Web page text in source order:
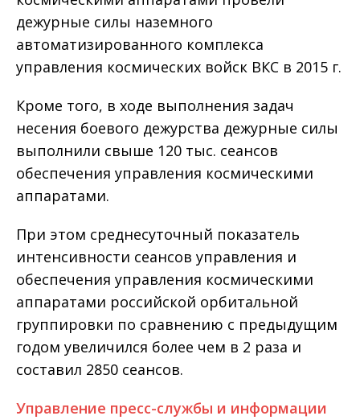
дежурные силы наземного
автоматизированного комплекса
управления космических войск ВКС в 2015 г.
Кроме того, в ходе выполнения задач
несения боевого дежурства дежурные силы
выполнили свыше 120 тыс. сеансов
обеспечения управления космическими
аппаратами.
При этом среднесуточный показатель
интенсивности сеансов управления и
обеспечения управления космическими
аппаратами российской орбитальной
группировки по сравнению с предыдущим
годом увеличился более чем в 2 раза и
составил 2850 сеансов.
Управление пресс-службы и информации